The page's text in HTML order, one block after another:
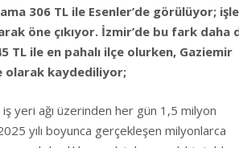
306 TL ile Esenler’de görülüyor;
öne çıkıyor. İzmir’de bu fark daha
ile en pahalı ilçe olurken, Gaziemir
olarak kaydediliyor;
yeri ağı üzerinden her gün 1,5 milyon
yılı boyunca gerçekleşen milyonlarca